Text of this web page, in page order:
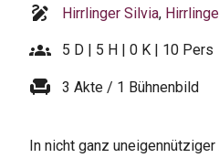
draw Hirrlinger Silvia,
groups 5 D | 5 H | 0 K | 10 Pers
chair 3 Akte / 1 Bühnenbild
In nicht ganz